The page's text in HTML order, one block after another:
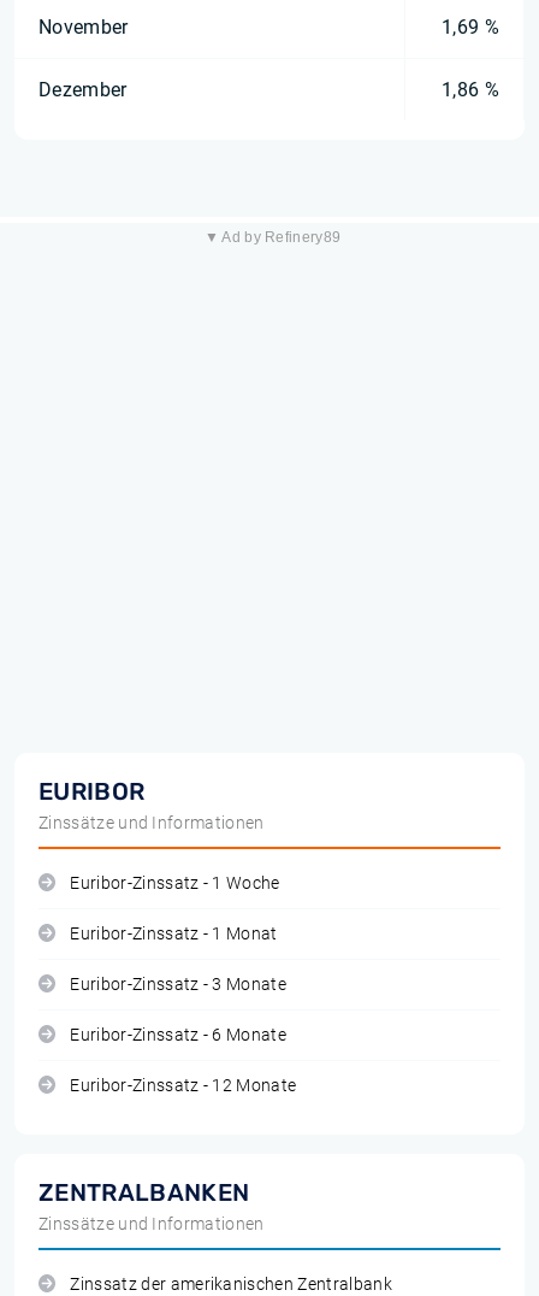
November 1,69 %
Dezember 1,86 %
▼ Ad by Refinery89
EURIBOR
Zinssätze und Informationen
Euribor-Zinssatz - 1 Woche
Euribor-Zinssatz - 1 Monat
Euribor-Zinssatz - 3 Monate
Euribor-Zinssatz - 6 Monate
Euribor-Zinssatz - 12 Monate
ZENTRALBANKEN
Zinssätze und Informationen
Zinssatz der amerikanischen Zentralbank